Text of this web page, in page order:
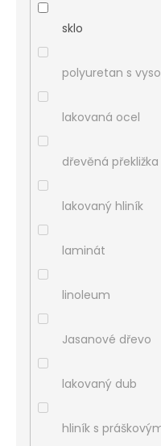
sklo
polyuretan s
lakovaná ocel
dřevěná překližka
lakovaný hliník
laminát
linoleum
Jasanové dřevo
lakovaný dub
hliník s